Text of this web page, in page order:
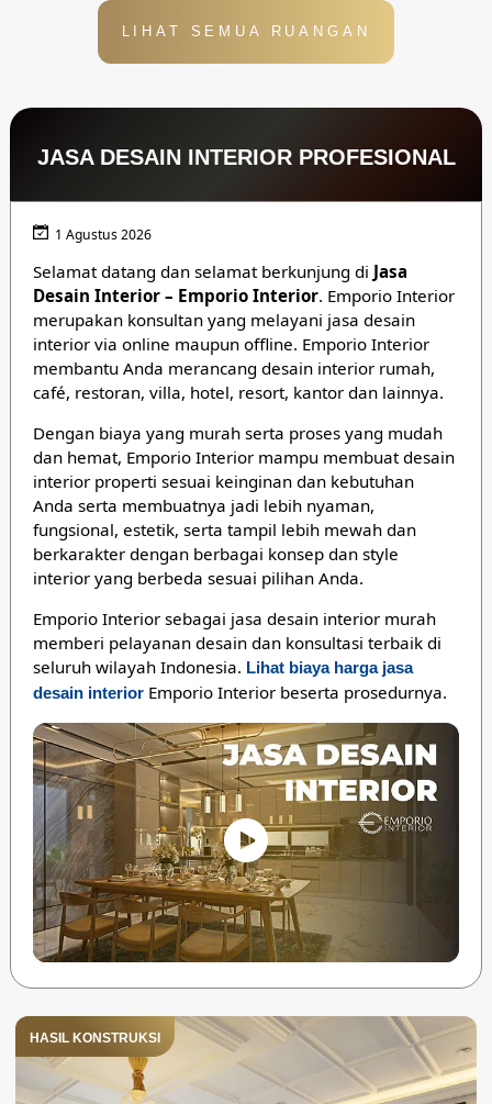
LIHAT SEMUA RUANGAN
JASA DESAIN INTERIOR PROFESIONAL
1 Agustus 2026
Selamat datang dan selamat berkunjung di Jasa
Desain Interior – Emporio Interior. Emporio Interior
merupakan konsultan yang melayani jasa desain
interior via online maupun offline. Emporio Interior
membantu Anda merancang desain interior rumah,
café, restoran, villa, hotel, resort, kantor dan lainnya.
Dengan biaya yang murah serta proses yang mudah
dan hemat, Emporio Interior mampu membuat desain
interior properti sesuai keinginan dan kebutuhan
Anda serta membuatnya jadi lebih nyaman,
fungsional, estetik, serta tampil lebih mewah dan
berkarakter dengan berbagai konsep dan style
interior yang berbeda sesuai pilihan Anda.
Emporio Interior sebagai jasa desain interior murah
memberi pelayanan desain dan konsultasi terbaik di
seluruh wilayah Indonesia. Lihat biaya harga jasa
desain interior Emporio Interior beserta prosedurnya.
HASIL KONSTRUKSI